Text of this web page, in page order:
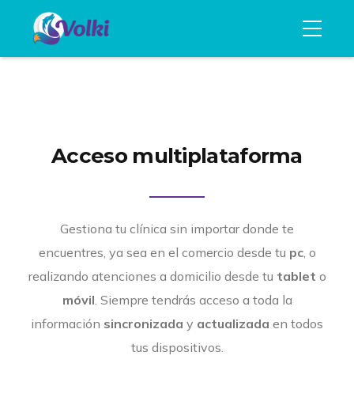
Acceso multiplataforma
Gestiona tu clínica sin importar donde te
encuentres, ya sea en el comercio desde tu pc, o
realizando atenciones a domicilio desde tu tablet o
móvil. Siempre tendrás acceso a toda la
información sincronizada y actualizada en todos
tus dispositivos.